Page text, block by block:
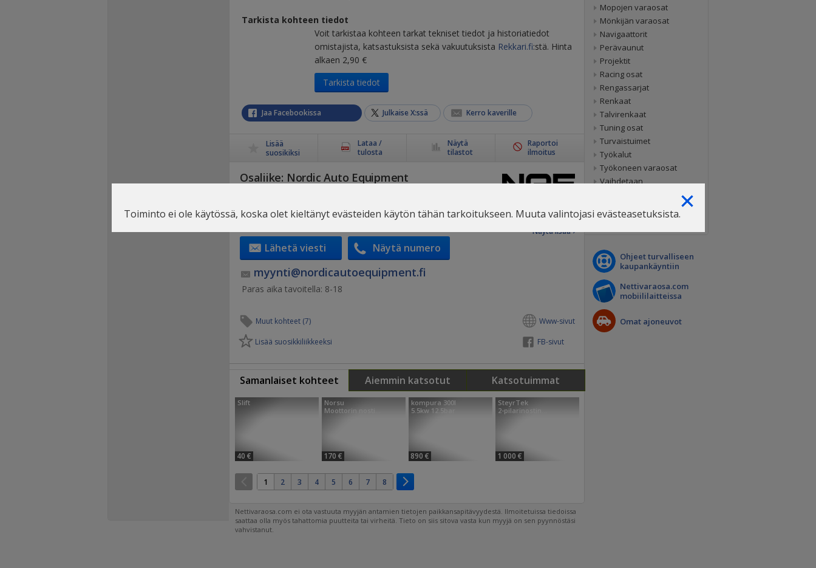
Tarkista kohteen tiedot
Voit tarkistaa kohteen tarkat tekniset tiedot ja historiatiedot
omistajista, katsastuksista sekä vakuutuksista Rekkari.fi:stä. Hinta
alkaen 2,90 €
Tarkista tiedot
Jaa Facebookissa Julkaise X:ssä Kerro kaverille
Lisää
suosikiksi
Lataa /
tulosta
Näytä
tilastot
Raportoi
ilmoitus
NAE Maahantuo Norjalaiset
Näytä lisää ›
Osaliike: Nordic Auto Equipment
Lähetä viesti Näytä numero
myynti@​nordicautoequipment.fi
Paras aika tavoitella: 8-18
Muut kohteet (7)
Lisää suosikkiliikkeeksi
Www-sivut
FB-sivut
Samanlaiset kohteet Aiemmin katsotut Katsotuimmat
Slift
40 €
Norsu
Moottorin nosti...
170 €
kompura 300l
5.5kw 12.5bar
890 €
SteyrTek
2-pilarinostin...
1 000 €
1 2 3 4 5 6 7 8
Nettivaraosa.com ei ota vastuuta myyjän antamien tietojen paikkansapitävyydestä. Ilmoitetuissa tiedoissa
saattaa olla myös tahattomia puutteita tai virheitä. Tieto on siis sitova vasta kun myyjä on sen pyynnöstäsi
vahvistanut.
Mopojen varaosat
Mönkijän varaosat
Navigaattorit
Perävaunut
Projektit
Racing osat
Rengassarjat
Renkaat
Talvirenkaat
Tuning osat
Turvaistuimet
Työkalut
Työkoneen varaosat
Vaihdetaan
Varaosa- ja kolariautot
Videoilmoitukset
Ohjeet turvalliseen
kaupankäyntiin
Nettivaraosa.com
mobiililaitteissa
Omat ajoneuvot
Toiminto ei ole käytössä, koska olet kieltänyt evästeiden käytön tähän tarkoitukseen. Muuta valintojasi evästeasetuksista.